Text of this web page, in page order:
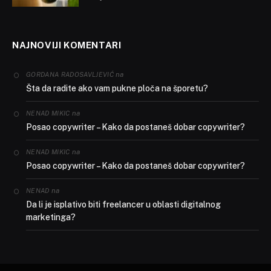
NAJNOVIJI KOMENTARI
GORDANA RADOSAVLJEVIĆna
Šta da radite ako vam pukne ploča na šporetu?
NENAD MIKIC na
Posao copywriter – Kako da postaneš dobar copywriter?
NENAD MIKIC na
Posao copywriter – Kako da postaneš dobar copywriter?
NENAD na
Da li je isplativo biti freelancer u oblasti digitalnog
marketinga?